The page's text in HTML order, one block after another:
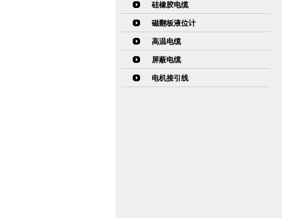
硅橡胶电缆
磁翻板液位计
高温电缆
屏蔽电缆
电机接引线